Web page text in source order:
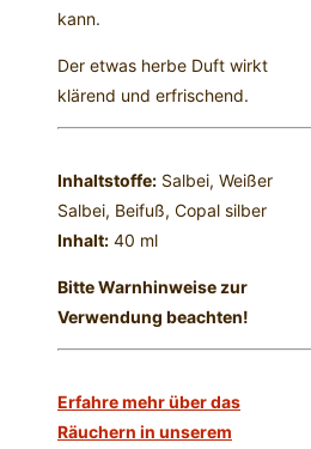
kann.
Der etwas herbe Duft wirkt
klärend und erfrischend.
Inhaltstoffe: Salbei, Weißer
Salbei, Beifuß, Copal silber
Inhalt: 40 ml
Bitte Warnhinweise zur
Verwendung beachten!
Erfahre mehr über das
Räuchern in unserem